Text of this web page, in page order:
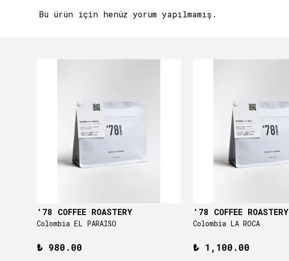
Bu ürün için henüz yorum yapılmamış.
'78 COFFEE ROASTERY
Colombia EL PARAISO
₺ 980.00
'78 COFFEE ROASTERY
Colombia LA ROCA
₺ 1,100.00